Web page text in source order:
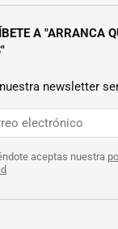
A "ARRANCA
newsletter
aceptas nuestra